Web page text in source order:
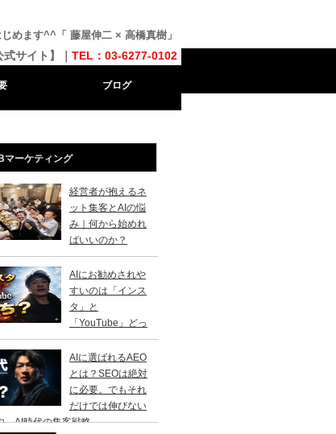
めます^^「 藤屋伸二 × 高橋真樹」
サイト】｜ TEL：03-6277-0102
ブログ
マーケティング
経営者が抱えるネ
ット集客とAIの悩
み｜何から始めれ
ばいいのか？
AIにお勧めされや
すいのは「インス
タ」と
「YouTube」どっ
AIに選ばれるAEO
とは？SEOは絶対
に必要。でもそれ
だけでは伸びない
、AI時代の集客戦略